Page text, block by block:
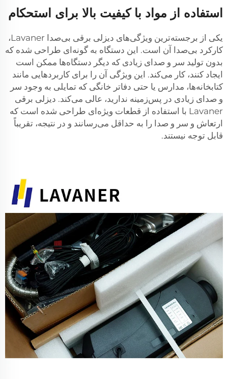
استفاده از مواد با کیفیت بالا برای استحکام
یکی از برجسته‌ترین ویژگی‌های دیزلی برقی بی‌صدا Lavaner،
کارکرد بی‌صدا آن است. این دستگاه به گونه‌ای طراحی شده که
بدون تولید سر و صدای زیادی که دیگر دستگاه‌ها ممکن است
ایجاد کنند، کار می‌کند. این ویژگی آن را برای کاربردهایی مانند
کتابخانه‌ها، مدارس یا حتی دفاتر خانگی که تمایلی به وجود سر
و صدای زیادی در پس‌زمینه ندارید، عالی می‌کند. دیزلی برقی
Lavaner با استفاده از قطعات ویژه‌ای طراحی شده است که
ارتعاش و سر و صدا را به حداقل می‌رسانند و در نتیجه، تقریباً
قابل توجه نیستند.